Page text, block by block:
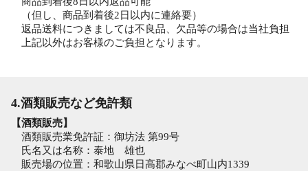
（但し、商品到着後2日以内に連絡要）
返品送料につきましては不良品、欠品等の場合は当社負担
上記以外はお客様のご負担となります。
4.酒類販売など免許類
【酒類販売】
酒類販売業免許証：御坊法 第99号
氏名又は名称：泰地 雄也
販売場の位置：和歌山県日高郡みなべ町山内1339